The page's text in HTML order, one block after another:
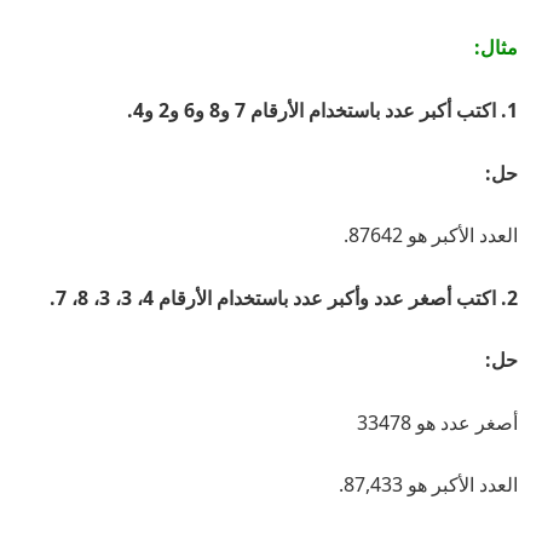
مثال:
1. اكتب أكبر عدد باستخدام الأرقام 7 و8 و6 و2 و4.
حل:
العدد الأكبر هو 87642.
2. اكتب أصغر عدد وأكبر عدد باستخدام الأرقام 4، 3، 3، 8، 7.
حل:
أصغر عدد هو 33478
العدد الأكبر هو 87,433.